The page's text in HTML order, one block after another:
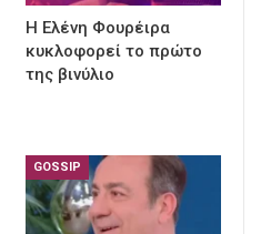
Η Ελένη Φουρέιρα
κυκλοφορεί το πρώτο
της βινύλιο
GOSSIP